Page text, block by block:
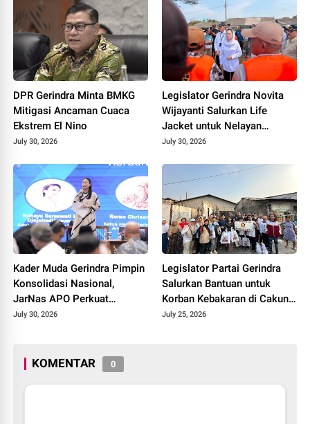
DPR Gerindra Minta BMKG
Mitigasi Ancaman Cuaca
Ekstrem El Nino
July 30, 2026
Legislator Gerindra Novita
Wijayanti Salurkan Life
Jacket untuk Nelayan
Cilacap, Tegaskan
Harus Jadi Prioritas
July 30, 2026
Kader Muda Gerindra Pimpin
Konsolidasi Nasional,
JarNas APO Perkuat
Perlawanan terhadap Modus
July 30, 2026
Legislator Partai Gerindra
Salurkan Bantuan untuk
Korban Kebakaran di Cakung
Timur, Wujud Kepedulian
July 25, 2026
KOMENTAR 0